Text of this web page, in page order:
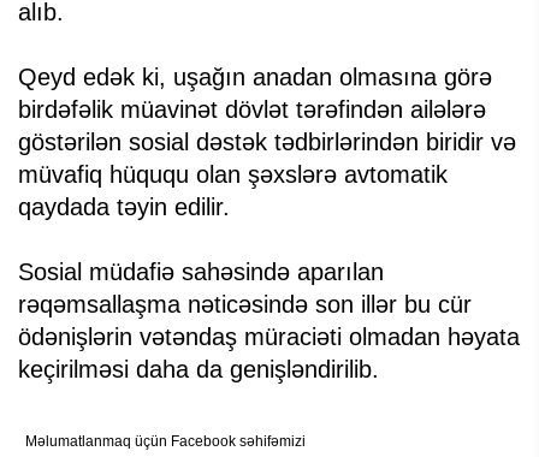
alıb.
Qeyd edək ki, uşağın anadan olmasına görə
birdəfəlik müavinət dövlət tərəfindən ailələrə
göstərilən sosial dəstək tədbirlərindən biridir və
müvafiq hüququ olan şəxslərə avtomatik
qaydada təyin edilir.
Sosial müdafiə sahəsində aparılan
rəqəmsallaşma nəticəsində son illər bu cür
ödənişlərin vətəndaş müraciəti olmadan həyata
keçirilməsi daha da genişləndirilib.
Məlumatlanmaq üçün Facebook səhifəmizi